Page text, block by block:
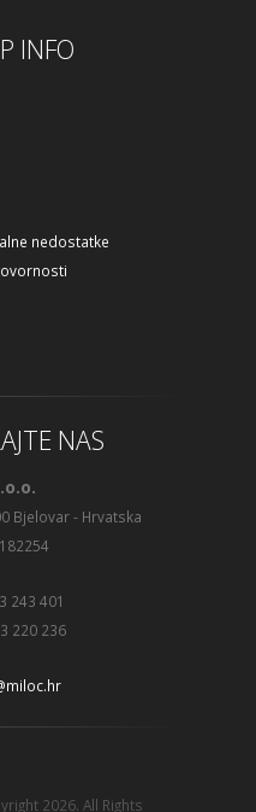
INFO
nedostatke
NAS
Bjelovar - Hrvatska
243 401
220 236
2026. All Rights